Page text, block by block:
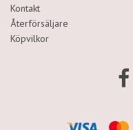
Kontakt
Återförsäljare
Köpvilkor